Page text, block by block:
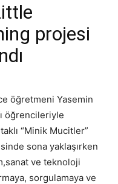
projesi
öğretmeni Yasemin
öğrencileriyle
“Minik Mucitler”
sona yaklaşırken
ve teknoloji
sorgulamaya ve